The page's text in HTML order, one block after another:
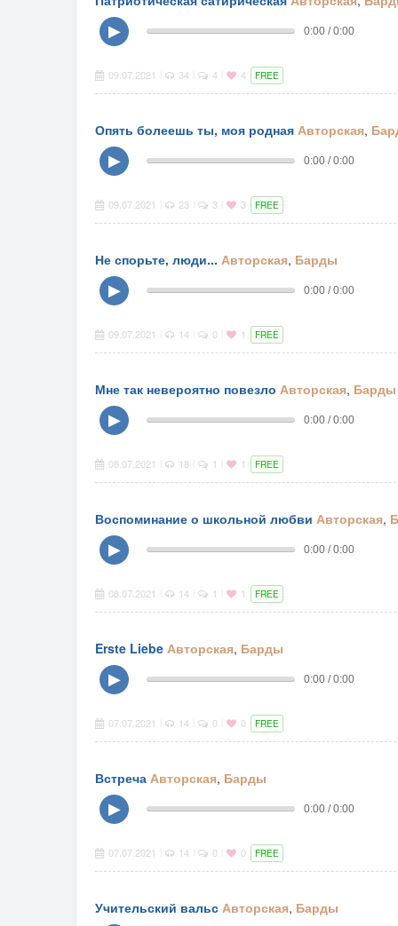
▶
0:00 / 0:00
09.07.2021 34 4 4 FREE
Опять болеешь ты, моя родная Авторская,
▶
0:00 / 0:00
09.07.2021 23 3 3 FREE
Не спорьте, люди... Авторская, Барды
▶
0:00 / 0:00
09.07.2021 14 0 1 FREE
Мне так невероятно повезло Авторская, Барды
▶
0:00 / 0:00
08.07.2021 18 1 1 FREE
Воспоминание о школьной любви Авторская,
▶
0:00 / 0:00
08.07.2021 14 1 1 FREE
Erste Liebe Авторская, Барды
▶
0:00 / 0:00
07.07.2021 14 0 0 FREE
Встреча Авторская, Барды
▶
0:00 / 0:00
07.07.2021 14 0 0 FREE
Учительский вальс Авторская, Барды